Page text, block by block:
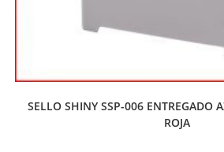
SELLO SHINY SSP-006 ENTREGADO
ROJA